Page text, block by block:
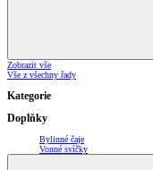
Zobrazit vše
Vše z všechny řady
Kategorie
Doplňky
Bylinné čaje
Vonné svíčky